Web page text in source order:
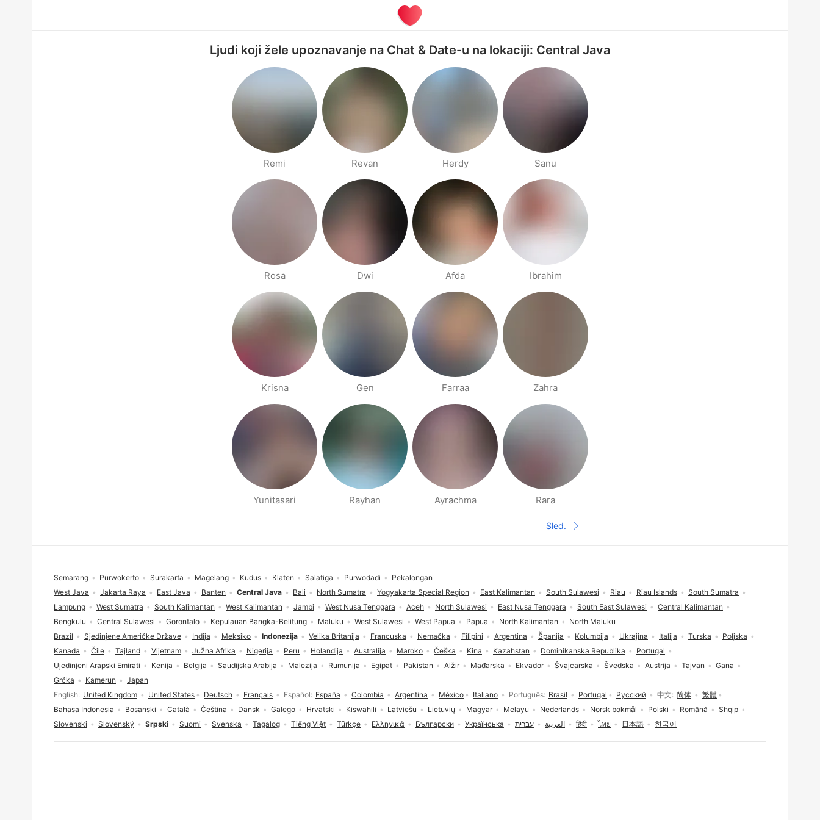
Ljudi koji žele upoznavanje na Chat & Date-u na lokaciji: Central Java
Remi Revan Herdy Sanu
Rosa Dwi Afda Ibrahim
Krisna Gen Farraa Zahra
Yunitasari Rayhan Ayrachma Rara
Sledeća stranica
Sled.
Izbor jezika
English United Kingdom United States Deutsch Français Español España Colombia Argentina México Italiano Português Brasil Portugal Русский 中文 简体
繁體
Bahasa Indonesia
Bosanski Català Čeština Dansk Galego Hrvatski Kiswahili Latviešu Lietuvių Magyar Melayu Nederlands Norsk bokmål Polski Română
Shqip
Slovenski
Slovenský Srpski Suomi Svenska Tagalog Tiếng Việt Türkçe Ελληνικά Български Українська עברית العربية हिंदी ไทย 日本語 한국어
Brazil Sjedinjene Američke Države Indija Meksiko Indonezija Velika Britanija Francuska Nemačka Filipini Argentina Španija Kolumbija Ukrajina Italija Turska
Poljska
Kanada
Čile Tajland Vijetnam Južna Afrika Nigerija Peru Holandija Australija Maroko Češka Kina Kazahstan Dominikanska Republika
Portugal
Ujedinjeni Arapski Emirati
Kenija Belgija Saudijska Arabija Malezija Rumunija Egipat Pakistan Alžir Mađarska Ekvador Švajcarska Švedska Austrija Tajvan
Gana
Grčka
Kamerun Japan
West Java Jakarta Raya East Java Banten Central Java Bali North Sumatra Yogyakarta Special Region East Kalimantan South Sulawesi Riau Riau Islands
South Sumatra
Lampung
West Sumatra South Kalimantan West Kalimantan Jambi West Nusa Tenggara Aceh North Sulawesi East Nusa Tenggara South East Sulawesi
Central Kalimantan
Bengkulu
Central Sulawesi Gorontalo Kepulauan Bangka-Belitung Maluku West Sulawesi West Papua Papua North Kalimantan North Maluku
Semarang Purwokerto Surakarta Magelang Kudus Klaten Salatiga Purwodadi Pekalongan